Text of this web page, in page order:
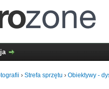
›Strefa sprzętu ›Obiektywy -